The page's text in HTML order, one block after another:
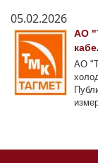
05.02.2026
АО
АО